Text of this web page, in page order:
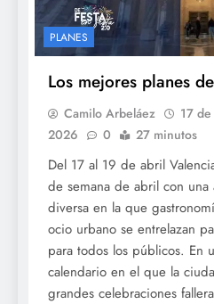
PLANES
Los mejores planes
Camilo Arbeláez
17
2026
0 27 minutos
Del 17 al 19 de abril
de semana de abril con
diversa en la que
ocio urbano se entrelazan
para todos los públicos. En
calendario en el que la
grandes celebraciones